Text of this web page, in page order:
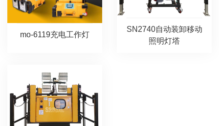
mo-6119充电工作灯
SN2740自动装卸移动
照明灯塔